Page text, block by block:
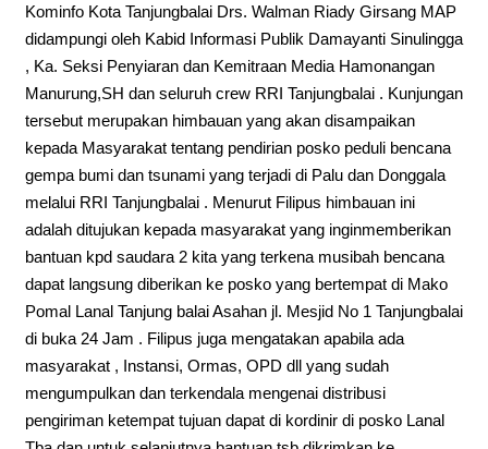
Kominfo Kota Tanjungbalai Drs. Walman Riady Girsang MAP
didampungi oleh Kabid Informasi Publik Damayanti Sinulingga
, Ka. Seksi Penyiaran dan Kemitraan Media Hamonangan
Manurung,SH dan seluruh crew RRI Tanjungbalai . Kunjungan
tersebut merupakan himbauan yang akan disampaikan
kepada Masyarakat tentang pendirian posko peduli bencana
gempa bumi dan tsunami yang terjadi di Palu dan Donggala
melalui RRI Tanjungbalai . Menurut Filipus himbauan ini
adalah ditujukan kepada masyarakat yang inginmemberikan
bantuan kpd saudara 2 kita yang terkena musibah bencana
dapat langsung diberikan ke posko yang bertempat di Mako
Pomal Lanal Tanjung balai Asahan jl. Mesjid No 1 Tanjungbalai
di buka 24 Jam . Filipus juga mengatakan apabila ada
masyarakat , Instansi, Ormas, OPD dll yang sudah
mengumpulkan dan terkendala mengenai distribusi
pengiriman ketempat tujuan dapat di kordinir di posko Lanal